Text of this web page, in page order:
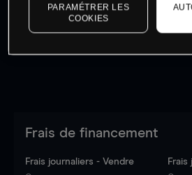
market data
Frais de financement
Frais journaliers - Vendre
PARAMÉTRER LES
COOKIES